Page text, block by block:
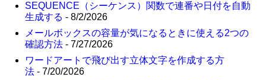
SEQUENCE（シーケンス）関数で連番や日付を自動
生成する - 8/2/2026
メールボックスの容量が気になるときに使える2つの
確認方法 - 7/27/2026
ワードアートで飛び出す立体文字を作成する方
法 - 7/20/2026